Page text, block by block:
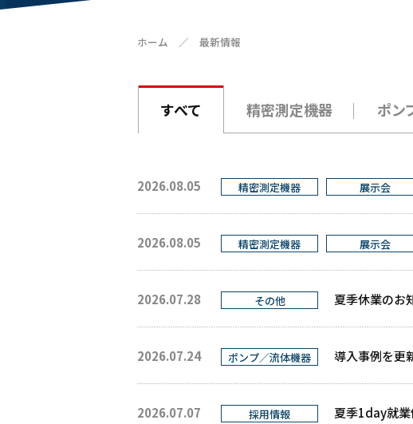
ホーム ／ 最新情報
すべて 精密測定機器 ポン
2026.08.05 精密測定機器 展示会
2026.08.05 精密測定機器 展示会
2026.07.28 その他 夏季休業のお
2026.07.24 ポンプ／流体機器 導入事例を更
2026.07.07 採用情報 夏季1day就